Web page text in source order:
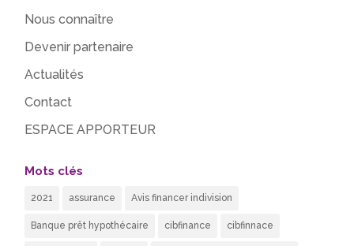
Nous connaître
Devenir partenaire
Actualités
Contact
ESPACE APPORTEUR
Mots clés
2021 assurance Avis financer indivision
Banque prêt hypothécaire cibfinance cibfinnace